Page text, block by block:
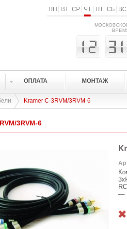
ПН ВТ СР ЧТ ПТ СБ ВС
ОПЛАТА МОНТАЖ
Kramer C-3RVM/3RVM-6
3RVM-6
—